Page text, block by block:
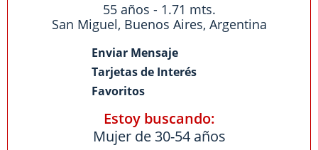
55 años - 1.71 mts.
San Miguel, Buenos Aires, Argentina
Enviar Mensaje
Tarjetas de Interés
Favoritos
Estoy buscando:
Mujer de 30-54 años